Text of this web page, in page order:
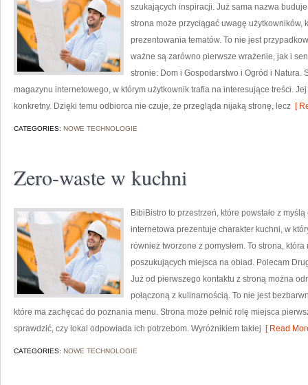
szukających inspiracji. Już sama nazwa
strona może przyciągać uwagę
prezentowania tematów. To nie jest
ważne są zarówno pierwsze wrażenie, jak i
stronie: Dom i Gospodarstwo i Ogród i Natura.
magazynu internetowego, w którym użytkownik trafia na interesujące treści.
konkretny. Dzięki temu odbiorca nie czuje, że przegląda nijaką stronę, lecz [
CATEGORIES: NOWE TECHNOLOGIE
Zero-waste w kuchni
BibiBistro to przestrzeń, które powstało z
internetowa prezentuje charakter kuchni, w
również tworzone z pomysłem. To strona,
poszukujących miejsca na obiad. Polecam
Już od pierwszego kontaktu z stroną można
połączoną z kulinarnością. To nie jest
które ma zachęcać do poznania menu. Strona może pełnić rolę miejsca
sprawdzić, czy lokal odpowiada ich potrzebom. Wyróżnikiem takiej [ Read
CATEGORIES: NOWE TECHNOLOGIE